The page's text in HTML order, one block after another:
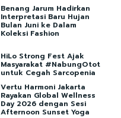
Benang Jarum Hadirkan
Interpretasi Baru Hujan
Bulan Juni ke Dalam
Koleksi Fashion
HiLo Strong Fest Ajak
Masyarakat #NabungOtot
untuk Cegah Sarcopenia
Vertu Harmoni Jakarta
Rayakan Global Wellness
Day 2026 dengan Sesi
Afternoon Sunset Yoga